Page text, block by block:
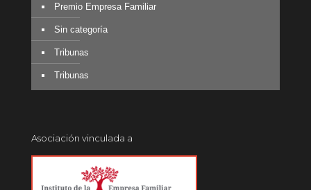
Premio Empresa Familiar
Sin categoría
Tribunas
Tribunas
Asociación vinculada a